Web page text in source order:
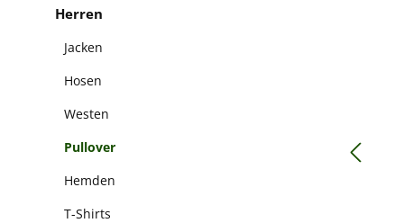
Herren
Jacken
Hosen
Westen
Pullover
Hemden
T-Shirts